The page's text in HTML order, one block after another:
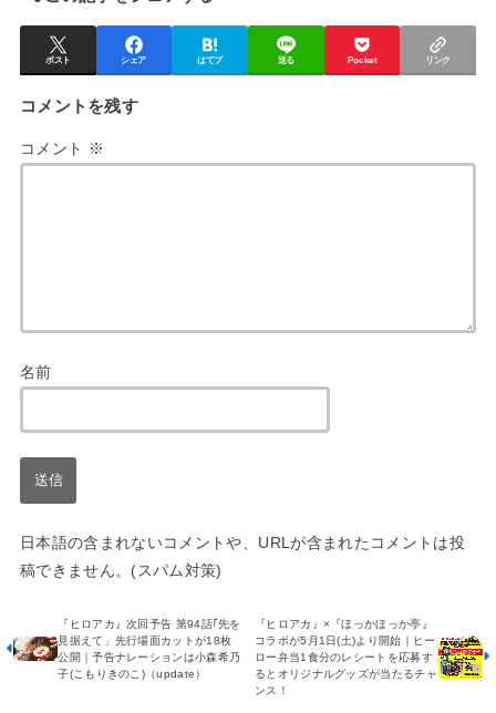
ポスト シェア はてブ 送る Pocket リンク
コメントを残す
コメント ※
名前
日本語の含まれないコメントや、URLが含まれたコメントは投
稿できません。(スパム対策)
『ヒロアカ』×『ほっかほっか亭』
コラボが5月1日(土)より開始｜ヒー
ロー弁当1食分のレシートを応募す
るとオリジナルグッズが当たるチャ
ンス！
『ヒロアカ』次回予告 第94話｢先を
見据えて」先行場面カットが18枚
公開｜予告ナレーションは小森希乃
子(こもりきのこ)（update）